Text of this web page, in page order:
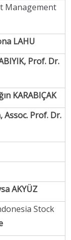
Management
LAHU
Prof. Dr.
KARABIÇAK
Assoc. Prof. Dr.
AKYÜZ
Stock